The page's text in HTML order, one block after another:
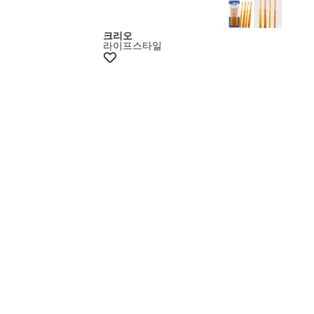
크리오
라이프스타일